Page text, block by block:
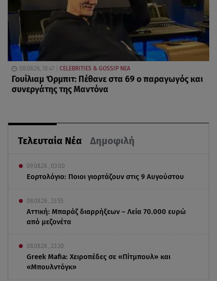
Τελευταία Νέα Δημοφιλή
09.08.26 , 03:00
Εορτολόγιο: Ποιοι γιορτάζουν στις 9 Αυγούστου
08.08.26 , 23:55
Αττική: Μπαράζ διαρρήξεων – Λεία 70.000 ευρώ
από μεζονέτα
08.08.26 , 23:30
Greek Mafia: Χειροπέδες σε «Πίτμπουλ» και
«Μπουλντόγκ»
08.08.26, 10:47 CELEBRITIES & GOSSIP ΝΕΑ
Γουίλιαμ Όρμπιτ: Πέθανε στα 69 ο παραγωγός και
συνεργάτης της Μαντόνα